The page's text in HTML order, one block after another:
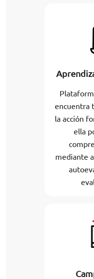
encuentra
la acción
ella
mediante